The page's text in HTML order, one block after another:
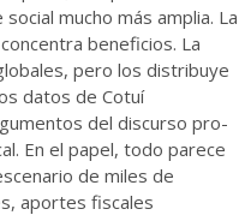
mucho más amplia. La
beneficios. La
pero los distribuye
datos de Cotuí
del discurso pro-
En el papel, todo parece
de miles de
aportes fiscales